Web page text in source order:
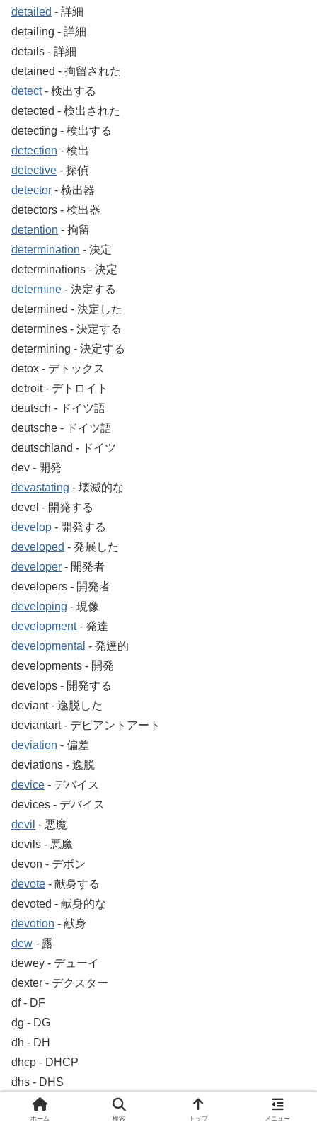
detailed ‐ 詳細
detailing ‐ 詳細
details ‐ 詳細
detained ‐ 拘留された
detect‐ 検出する
detected ‐ 検出された
detecting ‐ 検出する
detection ‐ 検出
detective ‐ 探偵
detector ‐ 検出器
detectors ‐ 検出器
detention ‐ 拘留
determination ‐ 決定
determinations ‐ 決定
determine ‐ 決定する
determined ‐ 決定した
determines ‐ 決定する
determining ‐ 決定する
detox ‐ デトックス
detroit ‐ デトロイト
deutsch ‐ ドイツ語
deutsche ‐ ドイツ語
deutschland ‐ ドイツ
dev ‐ 開発
devastating ‐ 壊滅的な
devel ‐ 開発する
develop ‐ 開発する
developed ‐ 発展した
developer ‐ 開発者
developers ‐ 開発者
developing ‐ 現像
development‐ 発達
developmental ‐ 発達的
developments ‐ 開発
develops ‐ 開発する
deviant ‐ 逸脱した
deviantart ‐ デビアントアート
deviation ‐ 偏差
deviations ‐ 逸脱
device ‐ デバイス
devices ‐ デバイス
devil ‐ 悪魔
devils ‐ 悪魔
devon ‐ デボン
devote ‐ 献身する
devoted ‐ 献身的な
devotion ‐ 献身
dew ‐ 露
dewey ‐ デューイ
dexter ‐ デクスター
df ‐ DF
dg ‐ DG
dh ‐ DH
dhcp ‐ DHCP
dhs ‐ DHS
dhtml ‐ DHTML
di ‐ DIホーム 検索 トップ メニュー